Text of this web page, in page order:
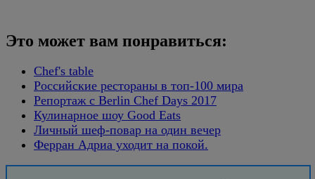
Это может вам понравиться:
Chef's table
Российские рестораны в топ-100 мира
Репортаж с Berlin Chef Days 2017
Кулинарное шоу Good Eats
Личный шеф-повар на один вечер
Ферран Адриа уходит на покой.